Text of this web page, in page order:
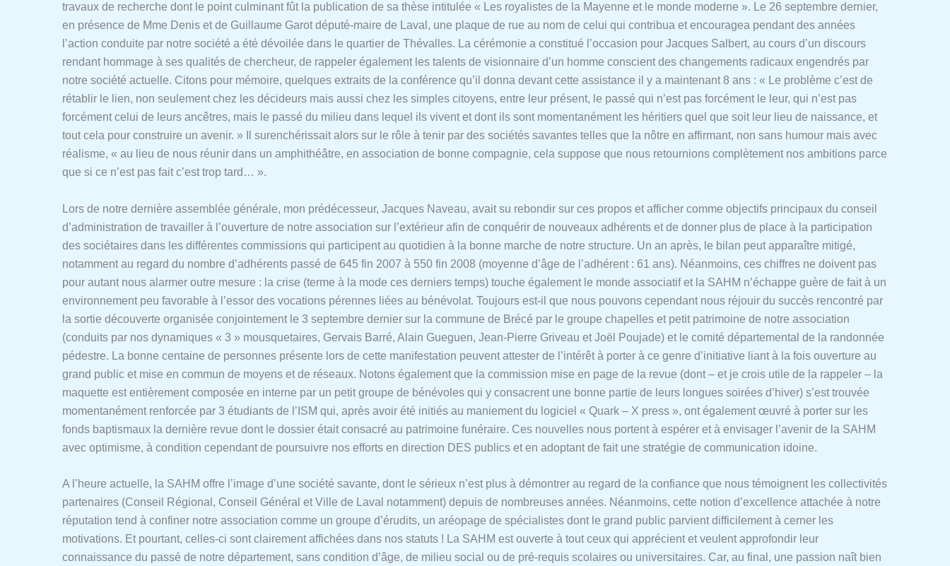
travaux de recherche dont le point culminant fût la publication de sa thèse intitulée « Les royalistes de la Mayenne et le monde moderne ». Le 26 septembre dernier,
en présence de Mme Denis et de Guillaume Garot député-maire de Laval, une plaque de rue au nom de celui qui contribua et encouragea pendant des années
l’action conduite par notre société a été dévoilée dans le quartier de Thévalles. La cérémonie a constitué l’occasion pour Jacques Salbert, au cours d’un discours
rendant hommage à ses qualités de chercheur, de rappeler également les talents de visionnaire d’un homme conscient des changements radicaux engendrés par
notre société actuelle. Citons pour mémoire, quelques extraits de la conférence qu’il donna devant cette assistance il y a maintenant 8 ans : « Le problème c’est de
rétablir le lien, non seulement chez les décideurs mais aussi chez les simples citoyens, entre leur présent, le passé qui n’est pas forcément le leur, qui n’est pas
forcément celui de leurs ancêtres, mais le passé du milieu dans lequel ils vivent et dont ils sont momentanément les héritiers quel que soit leur lieu de naissance, et
tout cela pour construire un avenir. » Il surenchérissait alors sur le rôle à tenir par des sociétés savantes telles que la nôtre en affirmant, non sans humour mais avec
réalisme, « au lieu de nous réunir dans un amphithéâtre, en association de bonne compagnie, cela suppose que nous retournions complètement nos ambitions parce
que si ce n’est pas fait c’est trop tard… ».
Lors de notre dernière assemblée générale, mon prédécesseur, Jacques Naveau, avait su rebondir sur ces propos et afficher comme objectifs principaux du conseil
d’administration de travailler à l’ouverture de notre association sur l’extérieur afin de conquérir de nouveaux adhérents et de donner plus de place à la participation
des sociétaires dans les différentes commissions qui participent au quotidien à la bonne marche de notre structure. Un an après, le bilan peut apparaître mitigé,
notamment au regard du nombre d’adhérents passé de 645 fin 2007 à 550 fin 2008 (moyenne d’âge de l’adhérent : 61 ans). Néanmoins, ces chiffres ne doivent pas
pour autant nous alarmer outre mesure : la crise (terme à la mode ces derniers temps) touche également le monde associatif et la SAHM n’échappe guère de fait à un
environnement peu favorable à l’essor des vocations pérennes liées au bénévolat. Toujours est-il que nous pouvons cependant nous réjouir du succès rencontré par
la sortie découverte organisée conjointement le 3 septembre dernier sur la commune de Brécé par le groupe chapelles et petit patrimoine de notre association
(conduits par nos dynamiques « 3 » mousquetaires, Gervais Barré, Alain Gueguen, Jean-Pierre Griveau et Joël Poujade) et le comité départemental de la randonnée
pédestre. La bonne centaine de personnes présente lors de cette manifestation peuvent attester de l’intérêt à porter à ce genre d’initiative liant à la fois ouverture au
grand public et mise en commun de moyens et de réseaux. Notons également que la commission mise en page de la revue (dont – et je crois utile de la rappeler – la
maquette est entièrement composée en interne par un petit groupe de bénévoles qui y consacrent une bonne partie de leurs longues soirées d’hiver) s’est trouvée
momentanément renforcée par 3 étudiants de l’ISM qui, après avoir été initiés au maniement du logiciel « Quark – X press », ont également œuvré à porter sur les
fonds baptismaux la dernière revue dont le dossier était consacré au patrimoine funéraire. Ces nouvelles nous portent à espérer et à envisager l’avenir de la SAHM
avec optimisme, à condition cependant de poursuivre nos efforts en direction DES publics et en adoptant de fait une stratégie de communication idoine.
A l’heure actuelle, la SAHM offre l’image d’une société savante, dont le sérieux n’est plus à démontrer au regard de la confiance que nous témoignent les collectivités
partenaires (Conseil Régional, Conseil Général et Ville de Laval notamment) depuis de nombreuses années. Néanmoins, cette notion d’excellence attachée à notre
réputation tend à confiner notre association comme un groupe d’érudits, un aréopage de spécialistes dont le grand public parvient difficilement à cerner les
motivations. Et pourtant, celles-ci sont clairement affichées dans nos statuts ! La SAHM est ouverte à tout ceux qui apprécient et veulent approfondir leur
connaissance du passé de notre département, sans condition d’âge, de milieu social ou de pré-requis scolaires ou universitaires. Car, au final, une passion naît bien